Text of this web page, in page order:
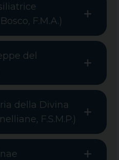
F.M.A.)
del
della Divina
F.S.M.P.)